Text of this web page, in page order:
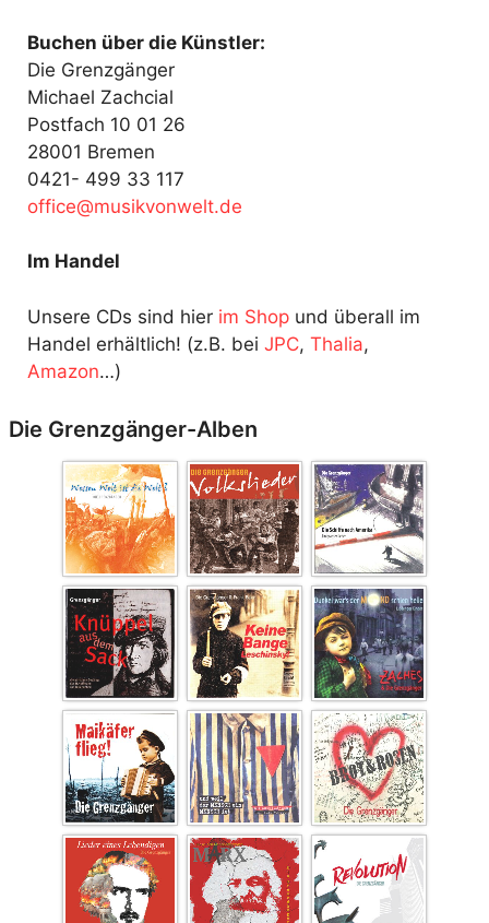
Buchen über die Künstler:
Die Grenzgänger
Michael Zachcial
Postfach 10 01 26
28001 Bremen
0421- 499 33 117
ed.tl
ewnov
kisum
@ecif
fo
Im Handel
Unsere CDs sind hier im Shop und überall im
Handel erhältlich! (z.B. bei JPC, Thalia,
Amazon…)
Die Grenzgänger-Alben